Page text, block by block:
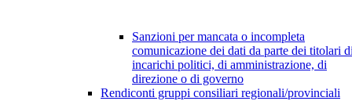
Sanzioni per mancata o incompleta
comunicazione dei dati da parte dei titolari
incarichi politici, di amministrazione, di
direzione o di governo
Rendiconti gruppi consiliari regionali/provinciali